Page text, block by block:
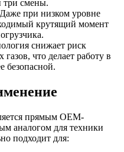
три смены.
Даже при низком уровне
крутящий момент
снижает риск
что делает работу в
безопасной.
прямым OEM-
аналогом для техники
подходит для: